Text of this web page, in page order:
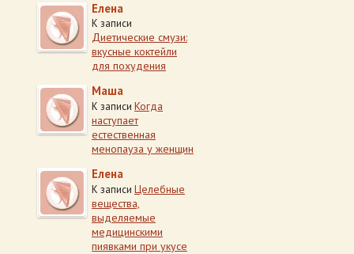
Елена
К записи
Диетические смузи:
вкусные коктейли
для похудения
Маша
К записи Когда
наступает
естественная
менопауза у женщин
Елена
К записи Целебные
вещества,
выделяемые
медицинскими
пиявками при укусе